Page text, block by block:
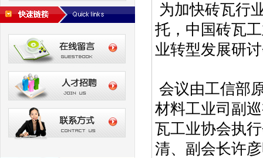
为加快砖瓦行
托，中国砖瓦
业转型发展研
会议由工信部
材料工业司副
瓦工业协会执
清、副会长许